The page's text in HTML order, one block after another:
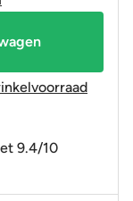
9.4/10